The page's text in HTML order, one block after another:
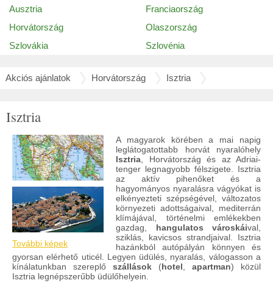
Ausztria
Franciaország
Horvátország
Olaszország
Szlovákia
Szlovénia
Akciós ajánlatok Horvátország Isztria
Isztria
További képek
A magyarok körében a mai napig
leglátogatottabb horvát nyaralóhely
Isztria , Horvátország és az Adriai-
tenger legnagyobb félszigete. Isztria
az aktív pihenőket és a
hagyományos nyaralásra vágyókat is
elkényezteti szépségével, változatos
környezeti adottságaival, mediterrán
klímájával, történelmi emlékekben
gazdag, hangulatos városkáival,
sziklás, kavicsos strandjaival. Isztria
hazánkból autópályán könnyen és
gyorsan elérhető uticél. Legyen üdülés, nyaralás, válogasson a
kínálatunkban szereplő szállások (hotel apartman) közül
Isztria legnépszerűbb üdülőhelyein.